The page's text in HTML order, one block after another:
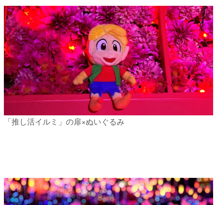
「推し活イルミ」の扉×ぬいぐるみ